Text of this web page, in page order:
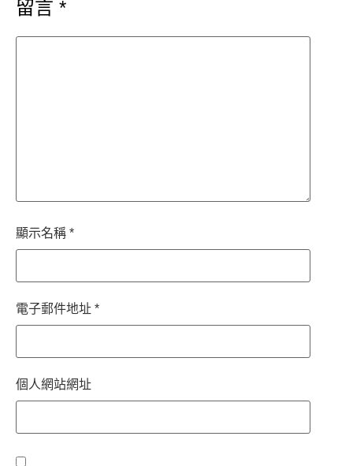
留言 *
顯示名稱 *
電子郵件地址 *
個人網站網址